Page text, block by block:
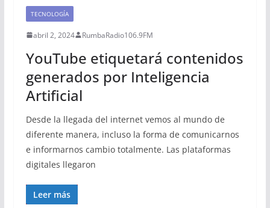
TECNOLOGÍA
abril 2, 2024 RumbaRadio106.9FM
YouTube etiquetará contenidos
generados por Inteligencia
Artificial
Desde la llegada del internet vemos al mundo de
diferente manera, incluso la forma de comunicarnos
e informarnos cambio totalmente. Las plataformas
digitales llegaron
Leer más